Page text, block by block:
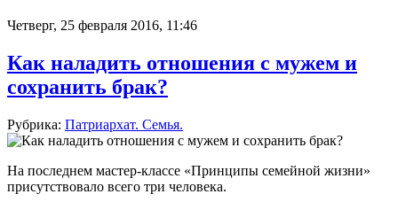
Четверг, 25 февраля 2016, 11:46
Как наладить отношения с мужем и
сохранить брак?
Рубрика: Патриархат. Семья.
На последнем мастер-классе «Принципы семейной жизни»
присутствовало всего три человека.